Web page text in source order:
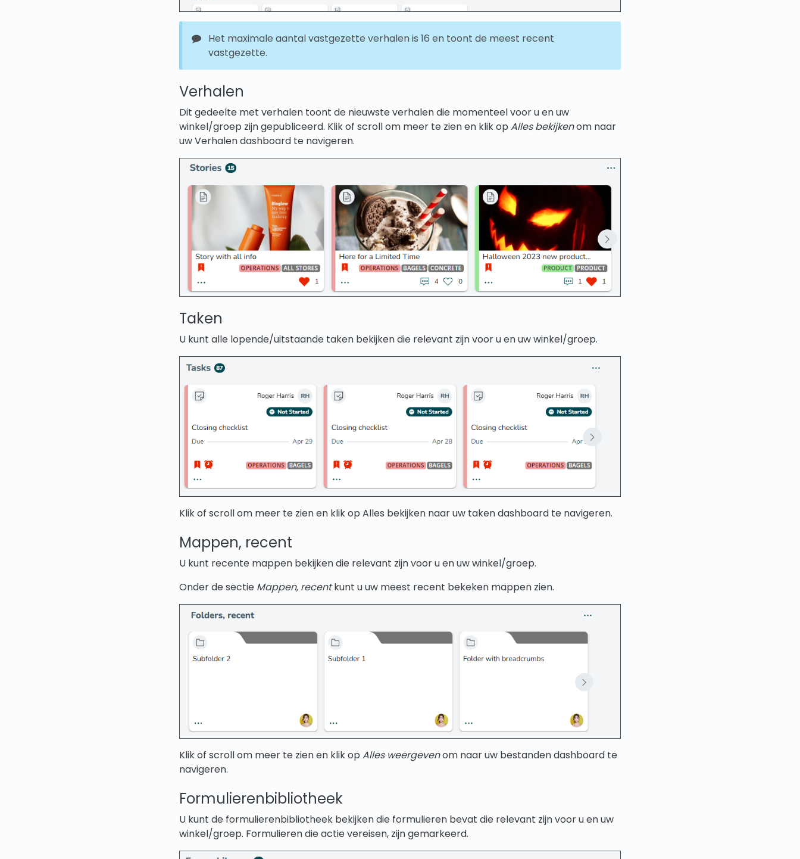
Het maximale aantal vastgezette verhalen is 16 en toont de meest recent
vastgezette.
Verhalen
Dit gedeelte met verhalen toont de nieuwste verhalen die momenteel voor u en uw
winkel/groep zijn gepubliceerd. Klik of scroll om meer te zien en klik op Alles bekijkenom naar
uw Verhalen dashboard te navigeren.
Taken
U kunt alle lopende/uitstaande taken bekijken die relevant zijn voor u en uw winkel/groep.
Klik of scroll om meer te zien en klik op Alles bekijken naar uw taken dashboard te navigeren.
Mappen, recent
U kunt recente mappen bekijken die relevant zijn voor u en uw winkel/groep.
Onder de sectie Mappen, recentkunt u uw meest recent bekeken mappen zien.
Klik of scroll om meer te zien en klik op Alles weergevenom naar uw bestanden dashboard te
navigeren.
Formulierenbibliotheek
U kunt de formulierenbibliotheek bekijken die formulieren bevat die relevant zijn voor u en uw
winkel/groep. Formulieren die actie vereisen, zijn gemarkeerd.